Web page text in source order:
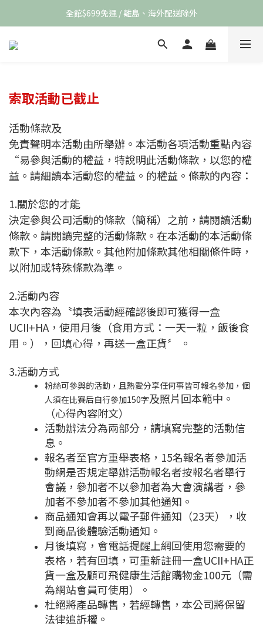
全館$699免運 / 離島、海外配送除外
索取活動已截止
活動條款及
免責聲明本活動由所舉辦。本活動各項活動重點內容
“易參與活動的權益，特說明此活動條款，以您的權
益。請細讀本活動您的權益。的權益。條款的內容：
1.關於您的才能
決定參與公司活動的條款（簡稱）之前，請閱讀活動
條款。請閱讀完整的活動條款。在本活動的本活動條
款下，本活動條款。其他附加條款其他相關條件時，
以附加或特殊條款為準。
2.活動內容
本次內容為〝填表活動經確認後即可獲得一盒
UCII+HA，使用月後（食用方式：一天一粒，飯後食
用。），回填心得，再送一盒正貨〞 。
3.活動方式
粉絲可參與的活動，且熱愛分享任何事皆可報名參加，個
人須在比賽后自行參加150字及照片回本範中。
（心得內容附文）
活動辦法分為兩部分，請填寫完整的活動信
息。
報名者至官方重舉表格，15名報名者參加活
動網是否規定舉辦活動報名者按報名者舉行
會議，參加者不以參加者為大會演講者，參
加者不參加者不參加其他通知。
商品通知會再以電子郵件通知（23天），收
到商品後體驗活動通知。
月後填寫，會電話提醒上網回使用您需要的
表格，若有回填，可重新註冊一盒UCII+HA正
貨一盒及顧可飛健康生活館購物金100元（需
為網站會員可使用）
。
杜絕將產品轉售，若經轉售，本公司將保留
法律追訴權。